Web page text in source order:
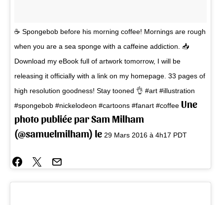
☕ Spongebob before his morning coffee! Mornings are rough
when you are a sea sponge with a caffeine addiction. 📥
Download my eBook full of artwork tomorrow, I will be
releasing it officially with a link on my homepage. 33 pages of
high resolution goodness! Stay tooned 👌 #art #illustration
#spongebob #nickelodeon #cartoons #fanart #coffee Une
photo publiée par Sam Milham
(@samuelmilham) le 29 Mars 2016 à 4h17 PDT